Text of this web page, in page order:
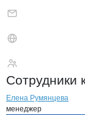
Сотрудники
Елена Румянцева
менеджер